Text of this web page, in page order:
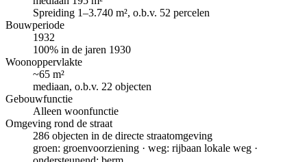
Spreiding 1–3.740 m², o.b.v. 52 percelen
Bouwperiode
1932
100% in de jaren 1930
Woonoppervlakte
~65 m²
mediaan, o.b.v. 22 objecten
Gebouwfunctie
Alleen woonfunctie
Omgeving rond de straat
286 objecten in de directe straatomgeving
groen: groenvoorziening · weg: rijbaan lokale weg ·